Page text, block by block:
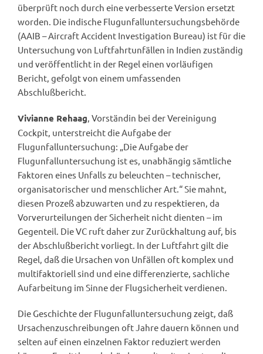
überprüft noch durch eine verbesserte Version ersetzt
worden. Die indische Flugunfalluntersuchungsbehörde
(AAIB – Aircraft Accident Investigation Bureau) ist für die
Untersuchung von Luftfahrtunfällen in Indien zuständig
und veröffentlicht in der Regel einen vorläufigen
Bericht, gefolgt von einem umfassenden
Abschlußbericht.
Vivianne Rehaag, Vorständin bei der Vereinigung
Cockpit, unterstreicht die Aufgabe der
Flugunfalluntersuchung: „Die Aufgabe der
Flugunfalluntersuchung ist es, unabhängig sämtliche
Faktoren eines Unfalls zu beleuchten – technischer,
organisatorischer und menschlicher Art.“ Sie mahnt,
diesen Prozeß abzuwarten und zu respektieren, da
Vorverurteilungen der Sicherheit nicht dienten – im
Gegenteil. Die VC ruft daher zur Zurückhaltung auf, bis
der Abschlußbericht vorliegt. In der Luftfahrt gilt die
Regel, daß die Ursachen von Unfällen oft komplex und
multifaktoriell sind und eine differenzierte, sachliche
Aufarbeitung im Sinne der Flugsicherheit verdienen.
Die Geschichte der Flugunfalluntersuchung zeigt, daß
Ursachenzuschreibungen oft Jahre dauern können und
selten auf einen einzelnen Faktor reduziert werden